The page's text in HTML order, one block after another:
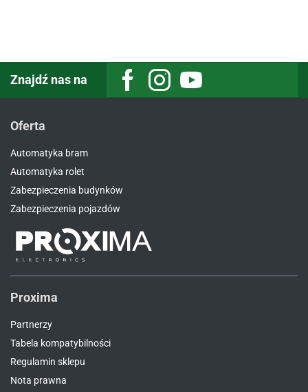
Znajdź nas na
Oferta
Automatyka bram
Automatyka rolet
Zabezpieczenia budynków
Zabezpieczenia pojazdów
Proxima
Partnerzy
Tabela kompatybilności
Regulamin sklepu
Nota prawna